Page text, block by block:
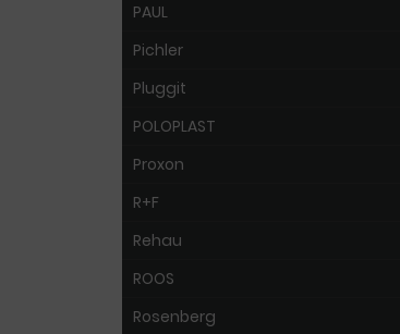
PAUL
Pichler
Pluggit
POLOPLAST
Proxon
R+F
Rehau
ROOS
Rosenberg